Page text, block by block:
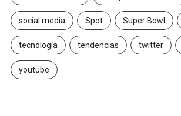
social media Spot Super Bowl
tecnología tendencias twitter
youtube